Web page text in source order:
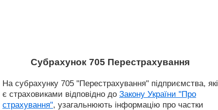
Субрахунок 705 Перестрахування
На субрахунку 705 "Перестрахування" підприємства, які
є страховиками відповідно до Закону України "Про
страхування", узагальнюють інформацію про частки